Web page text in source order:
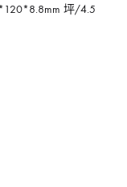
坪/4.5